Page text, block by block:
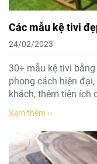
Các mẫu kệ tivi
24/02/2023
30+ mẫu kệ tivi
phong cách hiện
khách, thêm tiện ích
Xem thêm ››